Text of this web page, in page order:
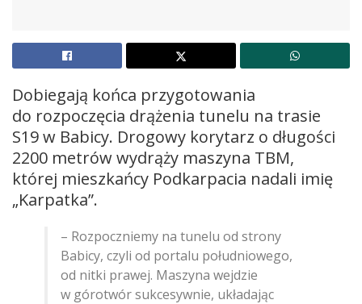
Dobiegają końca przygotowania
do rozpoczęcia drążenia tunelu na trasie
S19 w Babicy. Drogowy korytarz o długości
2200 metrów wydrąży maszyna TBM,
której mieszkańcy Podkarpacia nadali imię
„Karpatka”.
– Rozpoczniemy na tunelu od strony
Babicy, czyli od portalu południowego,
od nitki prawej. Maszyna wejdzie
w górotwór sukcesywnie, układając